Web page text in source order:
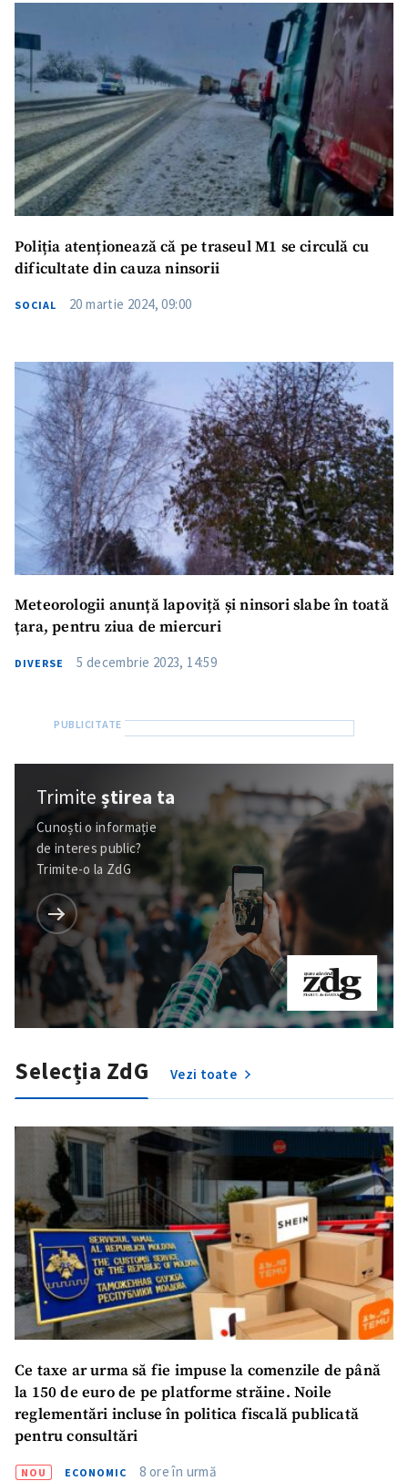
Poliția atenționează că pe traseul M1 se circulă cu
dificultate din cauza ninsorii
SOCIAL 20 martie 2024, 09:00
Meteorologii anunță lapoviță și ninsori slabe în toată
țara, pentru ziua de miercuri
DIVERSE 5 decembrie 2023, 14:59
Trimiteștirea ta
Cunoști o informație
de interes public?
Trimite-o la ZdG
Selecția ZdG Vezi toate
Ce taxe ar urma să fie impuse la comenzile de până
la 150 de euro de pe platforme străine. Noile
reglementări incluse în politica fiscală publicată
pentru consultări
NOU ECONOMIC 8 ore în urmă
ȘTIREA MEA
Fotografie
+ Încarcă imagine